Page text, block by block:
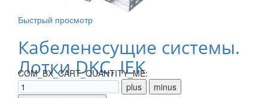
Быстрый просмотр
Кабеленесущие системы.
Лотки DKC, IEK
COM_BX_CART_QUANTITY_ME: